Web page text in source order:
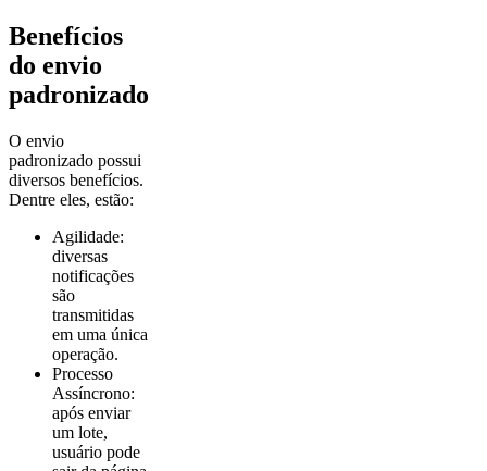
Benefícios
do envio
padronizado
O envio
padronizado possui
diversos benefícios.
Dentre eles, estão:
Agilidade:
diversas
notificações
são
transmitidas
em uma única
operação.
Processo
Assíncrono:
após enviar
um lote,
usuário pode